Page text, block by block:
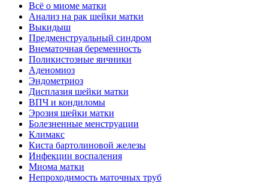
Всё о миоме матки
Анализ на рак шейки матки
Выкидыш
Предменструальный синдром
Внематочная беременность
Поликистозные яичники
Аденомиоз
Эндометриоз
Дисплазия шейки матки
ВПЧ и кондиломы
Эрозия шейки матки
Болезненные менструации
Климакс
Киста бартолиновой железы
Инфекции воспаления
Миома матки
Непроходимость маточных труб